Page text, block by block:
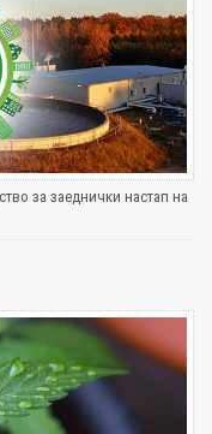
за заеднички настап на